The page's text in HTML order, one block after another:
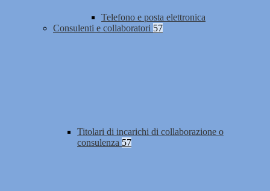
Telefono e posta elettronica
Consulenti e collaboratori 57
Titolari di incarichi di collaborazione o
consulenza 57